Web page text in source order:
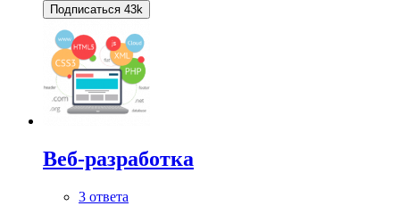
Подписаться 43k
Веб-разработка
3 ответа